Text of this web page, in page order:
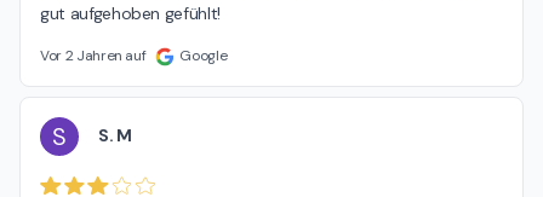
gut aufgehoben gefühlt!
Vor 2 Jahren auf Google
S S. M